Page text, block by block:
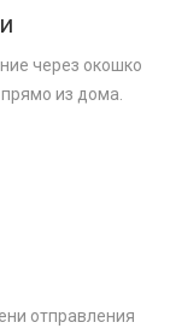
через окошко
из дома.
отправления